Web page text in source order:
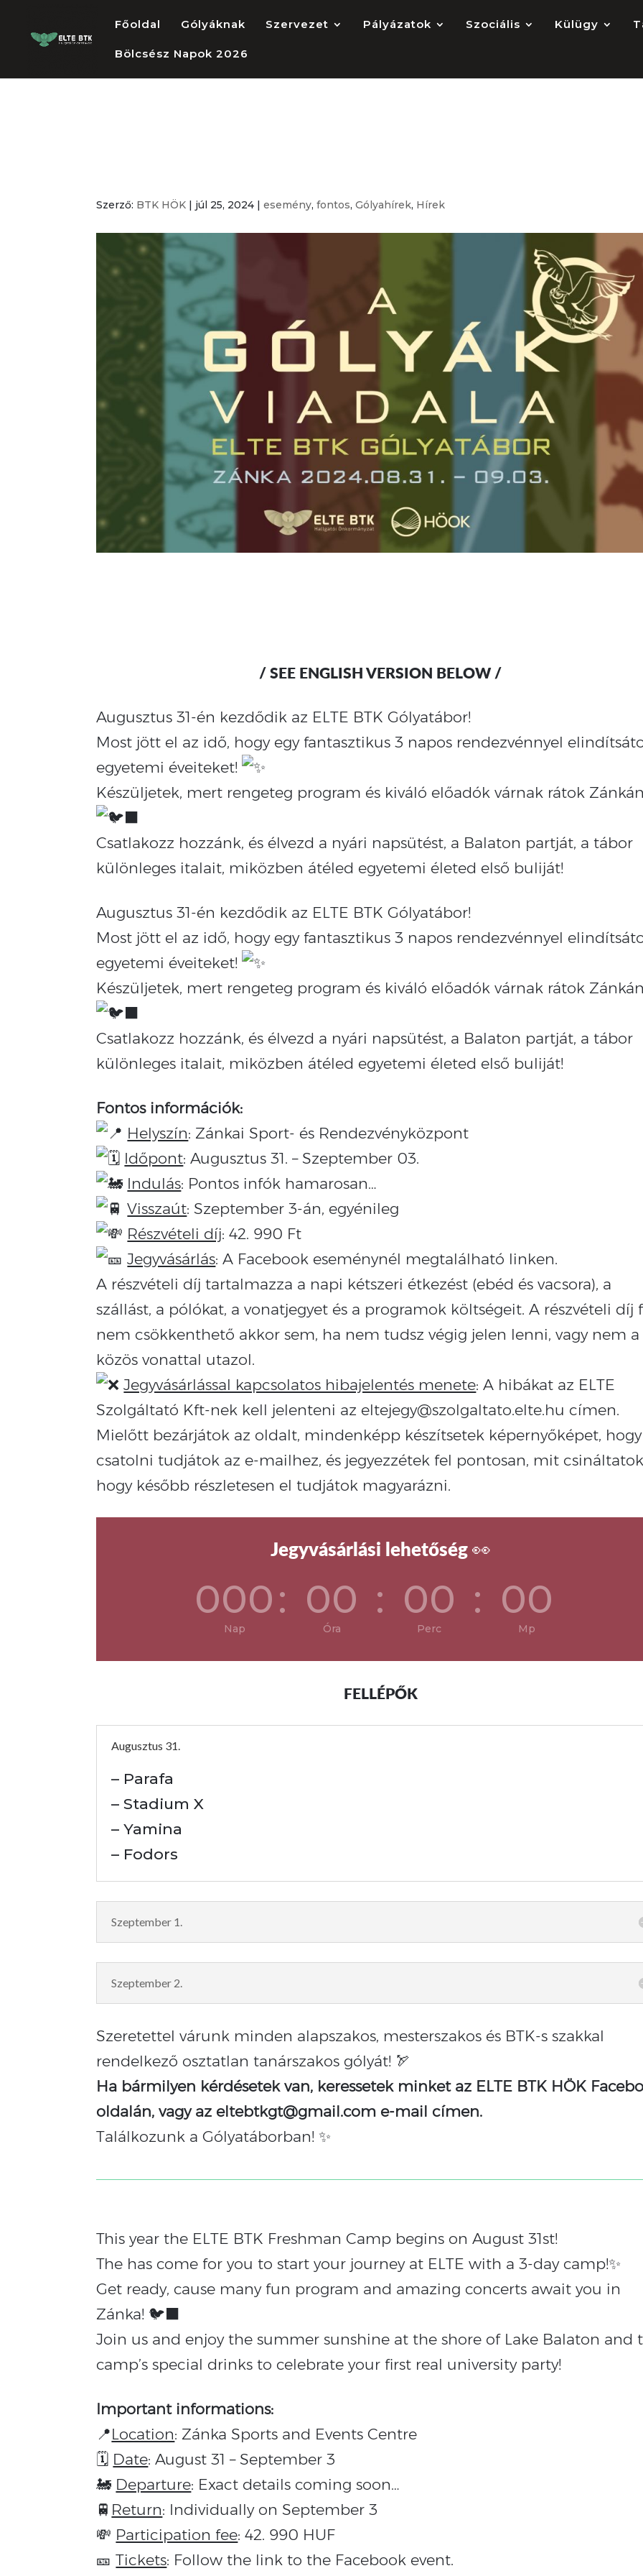
Főoldal Gólyáknak Szervezet Pályázatok Szociális Külügy
Bölcsész Napok 2026
Szerző: BTK HÖK | júl 25, 2024 |esemény,fontos,Gólyahírek, Hírek
/ SEE ENGLISH VERSION BELOW /
Augusztus 31-én kezdődik az ELTE BTK Gólyatábor!
Most jött el az idő, hogy egy fantasztikus 3 napos rendezvénnyel
egyetemi éveiteket!
Készüljetek, mert rengeteg program és kiváló előadók várnak rátok
Csatlakozz hozzánk, és élvezd a nyári napsütést, a Balaton partját, a tábor
különleges italait, miközben átéled egyetemi életed első buliját!
Augusztus 31-én kezdődik az ELTE BTK Gólyatábor!
Most jött el az idő, hogy egy fantasztikus 3 napos rendezvénnyel
egyetemi éveiteket!
Készüljetek, mert rengeteg program és kiváló előadók várnak rátok
Csatlakozz hozzánk, és élvezd a nyári napsütést, a Balaton partját, a tábor
különleges italait, miközben átéled egyetemi életed első buliját!
Fontos információk:
Helyszín: Zánkai Sport- és Rendezvényközpont
Időpont: Augusztus 31. – Szeptember 03.
Indulás: Pontos infók hamarosan…
Visszaút: Szeptember 3-án, egyénileg
Részvételi díj: 42. 990 Ft
Jegyvásárlás: A Facebook eseménynél megtalálható linken.
A részvételi díj tartalmazza a napi kétszeri étkezést (ebéd és vacsora), a
szállást, a pólókat, a vonatjegyet és a programok költségeit. A részvételi díj
nem csökkenthető akkor sem, ha nem tudsz végig jelen lenni, vagy nem a
közös vonattal utazol.
Jegyvásárlással kapcsolatos hibajelentés menete: A hibákat az ELTE
Szolgáltató Kft-nek kell jelenteni az eltejegy@szolgaltato.elte.hu címen.
Mielőtt bezárjátok az oldalt, mindenképp készítsetek képernyőképet, hogy
csatolni tudjátok az e-mailhez, és jegyezzétek fel pontosan, mit
hogy később részletesen el tudjátok magyarázni.
Jegyvásárlási lehetőség 👀
000
Nap
: 00
Óra
: 00
Perc
: 00
Mp
FELLÉPŐK
Augusztus 31.
– Parafa
– Stadium X
– Yamina
– Fodors
Szeptember 1.
Szeptember 2.
Szeretettel várunk minden alapszakos, mesterszakos és BTK-s szakkal
rendelkező osztatlan tanárszakos gólyát! 🏹
Ha bármilyen kérdésetek van, keressetek minket az ELTE BTK HÖK
oldalán, vagy az eltebtkgt@gmail.com e-mail címen.
Találkozunk a Gólyatáborban! ✨
This year the ELTE BTK Freshman Camp begins on August 31st!
The has come for you to start your journey at ELTE with a 3-day camp!✨
Get ready, cause many fun program and amazing concerts await you in
Zánka! 🐦‍⬛
Join us and enjoy the summer sunshine at the shore of Lake Balaton and
camp’s special drinks to celebrate your first real university party!
Important informations:
📍Location: Zánka Sports and Events Centre
🗓 Date: August 31 – September 3
🚂 Departure: Exact details coming soon…
🚆 Return: Individually on September 3
💸 Participation fee: 42. 990 HUF
🎫Tickets: Follow the link to the Facebook event.